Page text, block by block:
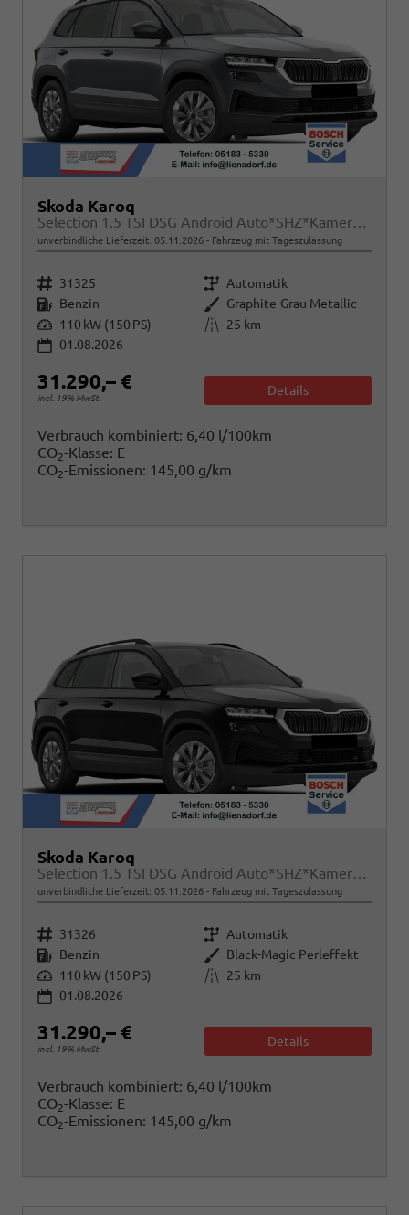
Skoda Karoq
Selection 1.5 TSI DSG Android Auto*SHZ*Kamera*Keyless*PDC v/h*Klimaauto*SUNSET*LED
unverbindliche Lieferzeit: 05.11.2026 Fahrzeug mit Tageszulassung
Fahrzeugnr. 31325 Getriebe Automatik
Kraftstoff Benzin Außenfarbe Graphite-Grau Metallic
Leistung 110 kW (150 PS) Kilometerstand
25 km
01.08.2026
31.290,– €
incl. 19% MwSt.
Details
Verbrauch kombiniert: 6,40 l/100km
CO2-Klasse: E
CO2-Emissionen: 145,00 g/km
Skoda Karoq
Selection 1.5 TSI DSG Android Auto*SHZ*Kamera*Keyless*PDC v/h*Klimaauto*SUNSET*LED
unverbindliche Lieferzeit: 05.11.2026 Fahrzeug mit Tageszulassung
Fahrzeugnr. 31326 Getriebe Automatik
Kraftstoff Benzin Außenfarbe Black-Magic Perleffekt
Leistung 110 kW (150 PS) Kilometerstand
25 km
01.08.2026
31.290,– €
incl. 19% MwSt.
Details
Verbrauch kombiniert: 6,40 l/100km
CO2-Klasse: E
CO2-Emissionen: 145,00 g/km